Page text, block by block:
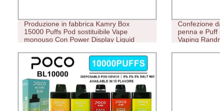
Produzione in fabbrica Kamry Box
15000 Puffs Pod sostituibile Vape
monouso Con Power Display Liquid
mAh
Confezione
penna e Puff
Vaping